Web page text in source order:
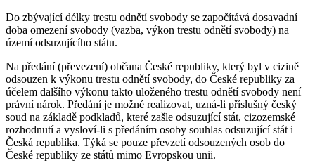
Do zbývající délky trestu odnětí svobody se započítává dosavadní
doba omezení svobody (vazba, výkon trestu odnětí svobody) na
území odsuzujícího státu.
Na předání (převezení) občana České republiky, který byl v cizině
odsouzen k výkonu trestu odnětí svobody, do České republiky za
účelem dalšího výkonu takto uloženého trestu odnětí svobody není
právní nárok. Předání je možné realizovat, uzná-li příslušný český
soud na základě podkladů, které zašle odsuzující stát, cizozemské
rozhodnutí a vysloví-li s předáním osoby souhlas odsuzující stát i
Česká republika. Týká se pouze převzetí odsouzených osob do
České republiky ze států mimo Evropskou unii.